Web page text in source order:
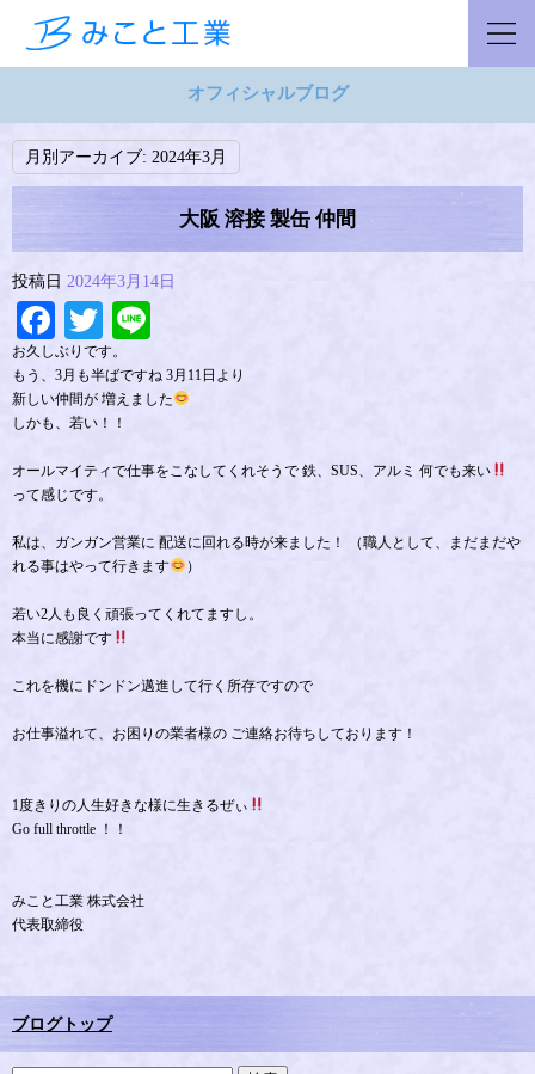
オフィシャルブログ
月別アーカイブ: 2024年3月
大阪 溶接 製缶 仲間
投稿日 2024年3月14日
Facebook
Twitter
お久しぶりです。
もう、3月も半ばですね 3月11日より
新しい仲間が 増えました
しかも、若い！！
オールマイティで仕事をこなしてくれそうで 鉄、SUS、アルミ 何でも来い
って感じです。
私は、ガンガン営業に 配送に回れる時が来ました！ （職人として、まだまだや
れる事はやって行きます
）
若い2人も良く頑張ってくれてますし。
本当に感謝です
これを機にドンドン邁進して行く所存ですので
お仕事溢れて、お困りの業者様の ご連絡お待ちしております！
1度きりの人生好きな様に生きるぜぃ
Go full throttle ！！
みこと工業 株式会社
代表取締役
ブログトップ